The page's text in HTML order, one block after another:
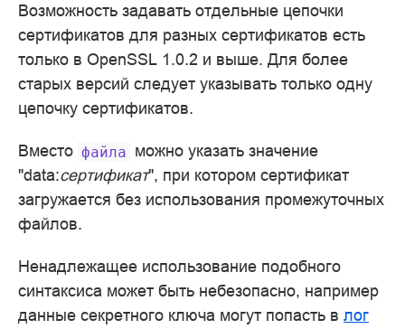
Возможность задавать отдельные цепочки
сертификатов для разных сертификатов есть
только в OpenSSL 1.0.2 и выше. Для более
старых версий следует указывать только одну
цепочку сертификатов.
Вместо файла можно указать значение
"data:сертификат", при котором сертификат
загружается без использования промежуточных
файлов.
Ненадлежащее использование подобного
синтаксиса может быть небезопасно, например
данные секретного ключа могут попасть в лог